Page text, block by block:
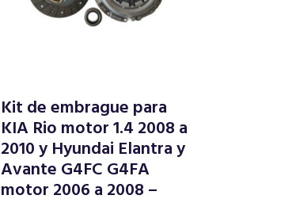
Kit de embrague para
KIA Rio motor 1.4 2008 a
2010 y Hyundai Elantra y
Avante G4FC G4FA
motor 2006 a 2008 –